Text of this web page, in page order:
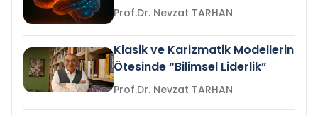
Prof.Dr. Nevzat TARHAN
Klasik ve Karizmatik Modellerin
Ötesinde “Bilimsel Liderlik”
Prof.Dr. Nevzat TARHAN